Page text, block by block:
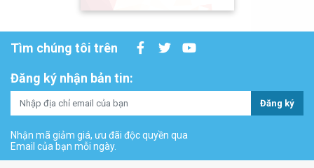
Tìm chúng tôi trên
Đăng ký nhận bản tin:
Đăng ký
Nhận mã giảm giá, ưu đãi độc quyền qua
Email của bạn mỗi ngày.